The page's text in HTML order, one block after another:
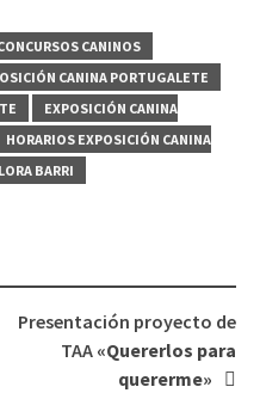
CANINOS
CANINA PORTUGALETE
EXPOSICIÓN CANINA
HORARIOS EXPOSICIÓN CANINA
BARRI
Presentación proyecto de
TAA «Quererlos para
quererme»